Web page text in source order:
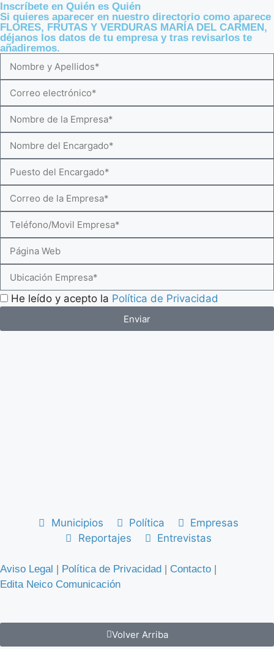
Inscríbete en Quién es Quién
Si quieres aparecer en nuestro directorio como aparece
FLORES, FRUTAS Y VERDURAS MARÍA DEL CARMEN,
déjanos los datos de tu empresa y tras revisarlos te
añadiremos.
He leído y acepto la Política de Privacidad
Enviar
Municipios Política
Empresas
Reportajes
Entrevistas
Aviso Legal | Política de Privacidad | Contacto |
Edita Neico Comunicación
Volver Arriba